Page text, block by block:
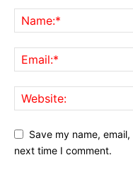
Save my name,
next time I comment.